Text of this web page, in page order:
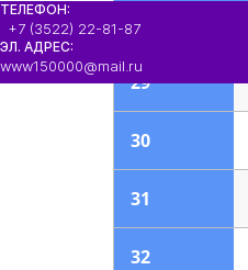
№
29
30
31
32
ТЕЛЕФОН:
+7 (3522) 22-81-87
ЭЛ. АДРЕС:
www150000@mail.ru